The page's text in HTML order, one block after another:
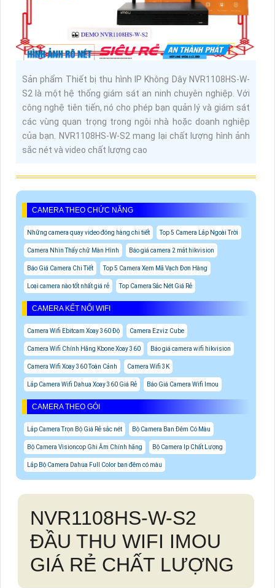
Sản phẩm Thiết bị thu hình IP Không Dây NVR1108HS-W-
S2 là một hệ thống giám sát an ninh chuyên nghiệp. Với
công nghệ tiên tiến, nó cho phép bạn quản lý và giám sát
các vùng quan trọng trong ngôi nhà hoặc doanh nghiệp
của bạn. NVR1108HS-W-S2 mang lại chất lượng hình ảnh
sắc nét và video chất lượng cao
CAMERA THEO CHỨC NĂNG
Những camera quay video đóng hàng chi tiết Top 5 Camera Lắp Ngoài Trời
Camera Nhìn Thấy chữ Màn Hình Báo giá camera 2 mắt hikvision
Báo Giá Camera Chi Tiết Top 5 Camera Xem Mã Vạch Đơn Hàng
Loại camera nào tốt nhất giá rẻ Top Camera Sắc Nét Giá Rẻ
CAMERA KẾT NỐI WIFI
Camera Wifi Ebitcam Xoay 360 Độ Camera Ezviz Cube
Camera Wifi Chính Hãng Kbone Xoay 360 Báo giá camera wifi hikvision
Camera Wifi Xoay 360 Toàn Cảnh Camera Wifi 3K
Lắp Camera Wifi Dahua Xoay 360 Giá Rẻ Báo Giá Camera Wifi Imou
CAMERA THEO GÓI
Lắp Camera Trọn Bộ Giá Rẻ sắc nét Bộ Camera Ban Đêm Có Màu
Bộ Camera Visioncop Ghi Âm Chính hãng Bộ Camera Ip Chất Lượng
Lắp Bộ Camera Dahua Full Color ban đêm có màu
NVR1108HS-W-S2
ĐẦU THU WIFI IMOU
GIÁ RẺ CHẤT LƯỢNG